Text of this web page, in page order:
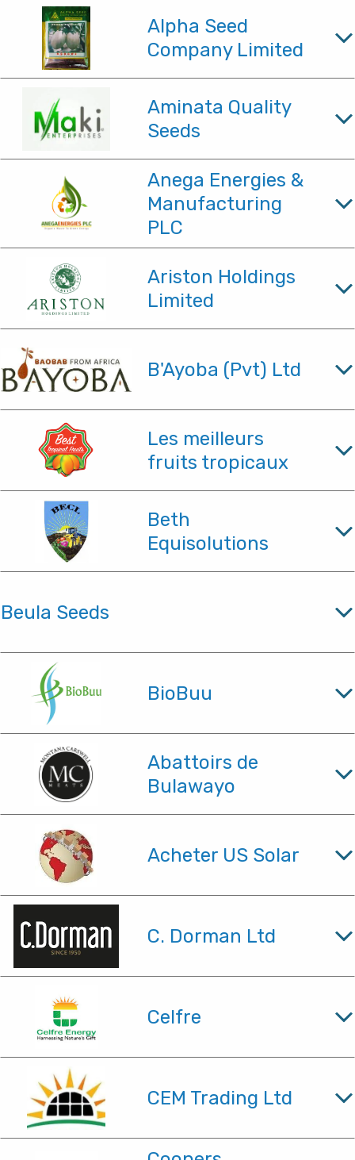
Alpha Seed
Company Limited
Aminata Quality
Seeds
Anega Energies &
Manufacturing
PLC
Ariston Holdings
Limited
B'Ayoba (Pvt) Ltd
Les meilleurs
fruits tropicaux
Beth
Equisolutions
Beula Seeds
BioBuu
Abattoirs de
Bulawayo
Acheter US Solar
C. Dorman Ltd
Celfre
CEM Trading Ltd